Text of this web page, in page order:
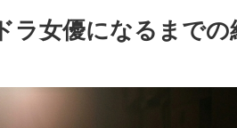
ラ女優になるまでの